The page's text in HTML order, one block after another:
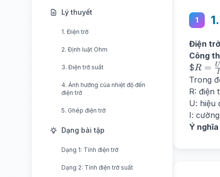
Lý thuyết
1. Điện trở
2. Định luật Ohm
3. Điện trở suất
4. Ảnh hưởng của nhiệt độ đến
điện trở
5. Ghép điện trở
Dạng bài tập
Dạng 1: Tính điện trở
Dạng 2: Tính điện trở suất
1
Điện trở
Công
$R =
{I}
R = I
U
Trong
R: điện
U: hiệu
I:
Ý